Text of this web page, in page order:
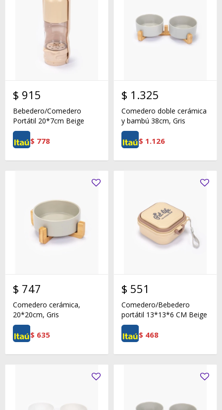
$ 915
Bebedero/Comedero
Portátil 20*7cm Beige
$ 778
$ 1.325
Comedero doble cerámica
y bambú 38cm, Gris
$ 1.126
$ 747
Comedero cerámica,
20*20cm, Gris
$ 635
$ 551
Comedero/Bebedero
portátil 13*13*6 CM Beige
$ 468